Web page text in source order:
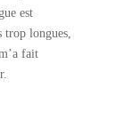
est
trop longues,
fait